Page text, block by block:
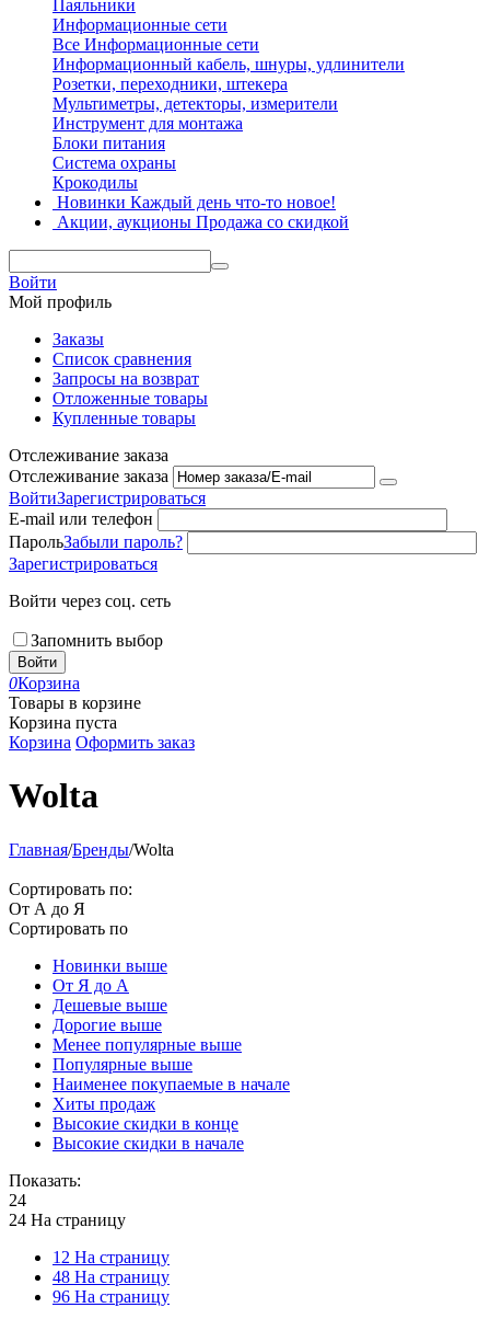
Паяльники
Информационные сети
Все Информационные сети
Информационный кабель, шнуры, удлинители
Розетки, переходники, штекера
Мультиметры, детекторы, измерители
Инструмент для монтажа
Блоки питания
Система охраны
Крокодилы
Новинки Каждый день что-то новое!
Акции, аукционы Продажа со скидкой
Войти
Мой профиль
Заказы
Список сравнения
Запросы на возврат
Отложенные товары
Купленные товары
Отслеживание заказа
Отслеживание заказа
ВойтиЗарегистрироваться
E-mail или телефон
ПарольЗабыли пароль?
Зарегистрироваться
Войти через соц. сеть
Запомнить выбор
Войти
0Корзина
Товары в корзине
Корзина пуста
Корзина Оформить заказ
Wolta
Главная/Бренды/Wolta
Сортировать по:
От А до Я
Сортировать по
Новинки выше
От Я до А
Дешевые выше
Дорогие выше
Менее популярные выше
Популярные выше
Наименее покупаемые в начале
Хиты продаж
Высокие скидки в конце
Высокие скидки в начале
Показать:
24
24 На страницу
12 На страницу
48 На страницу
96 На страницу